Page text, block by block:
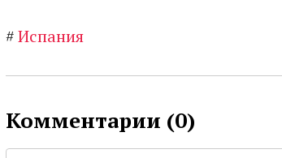
#Испания
Комментарии (0)